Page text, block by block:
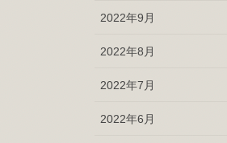
2022年9月
2022年8月
2022年7月
2022年6月